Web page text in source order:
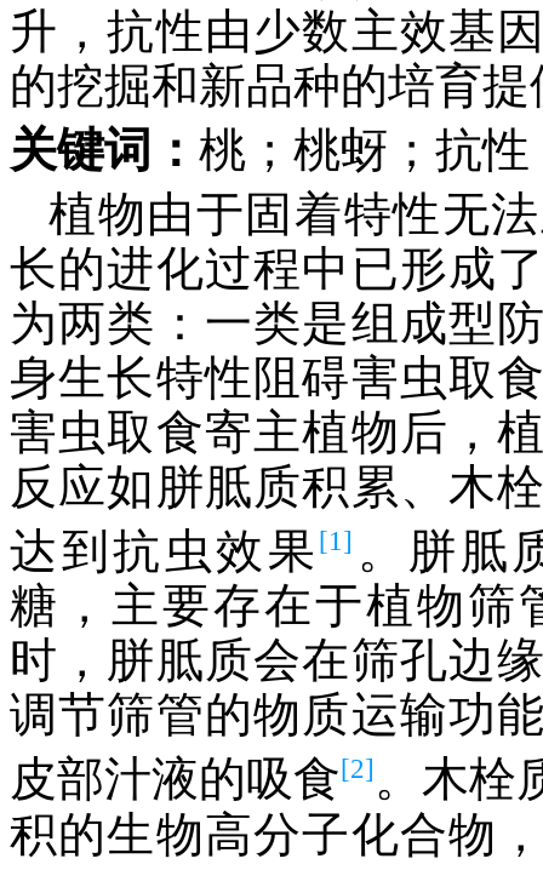
升，抗性由少数主效基
的挖掘和新品种的培育
关键词： 桃；桃蚜；抗
植物由于固着特性无
长的进化过程中已形成
为两类：一类是组成型
身生长特性阻碍害虫取
害虫取食寄主植物后，
反应如胼胝质积累、木
达到抗虫效果 [1] 。胼胝
糖，主要存在于植物筛
时，胼胝质会在筛孔边
调节筛管的物质运输功
皮部汁液的吸食[2] 。木栓
积的生物高分子化合物